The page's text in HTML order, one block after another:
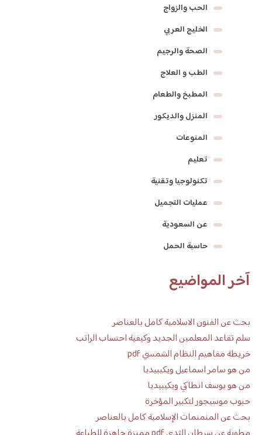
الحب والزواج
الخليج العربي
الصحة والرجيم
الطب و العلاج
المطبخ والطعام
المنزل والديكور
المنوعات
تعليم
تكنولوجيا وتقنية
عمليات التجميل
عن السعودية
حاسبة الحمل
آخر المواضيع
بحث عن الفنون الاسلامية كامل بالعناصر
سلم تقاعد المعلمين الجديد وكيفية احتساب الراتب
خريطة مفاهيم النظام الشمسي pdf
من هو سامر اسماعيل ويكيبيديا
من هو يوسف انطاكي ويكيبيديا
حبوب موسيجور لتكبير المؤخرة
بحث عن المنمنمات الإسلامية كامل بالعناصر